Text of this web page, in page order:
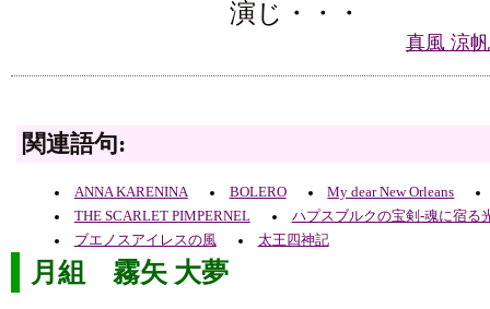
演じ・・・
真風 涼
関連語句:
ANNA KARENINA BOLERO
My dear New Orleans
THE SCARLET PIMPERNEL
ハプスブルクの宝剣-魂に宿る
ブエノスアイレスの風
太王四神記
月組 霧矢 大夢